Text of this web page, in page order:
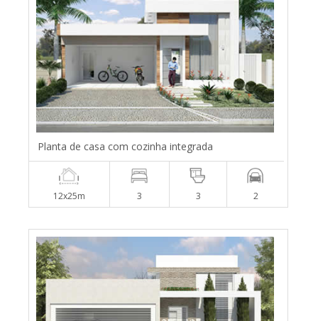
Planta de casa com cozinha integrada
12x25m 3 3 2